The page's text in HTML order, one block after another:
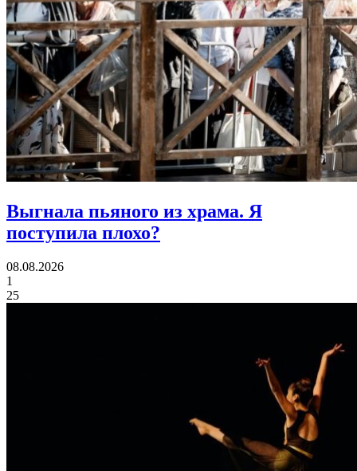
Выгнала пьяного из храма. Я
поступила плохо?
08.08.2026
1
25